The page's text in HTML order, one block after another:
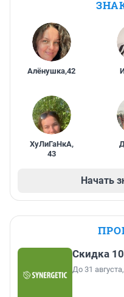
Алёнушка,42
ХуЛиГаНкА,
43
Начать
Скидка
До 31